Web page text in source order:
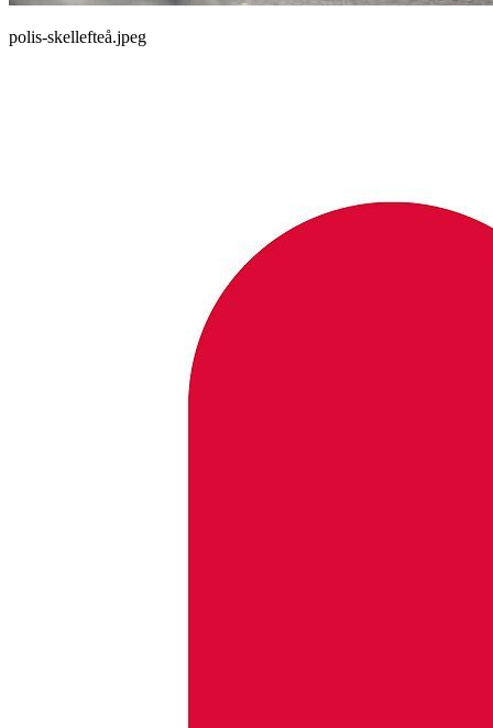
polis-skellefteå.jpeg